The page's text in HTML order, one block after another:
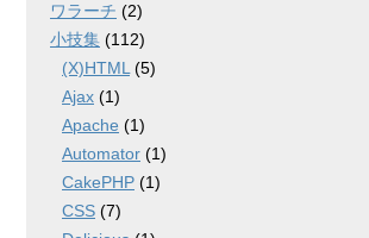
ワラーチ (2)
小技集 (112)
(X)HTML (5)
Ajax (1)
Apache (1)
Automator (1)
CakePHP (1)
CSS (7)